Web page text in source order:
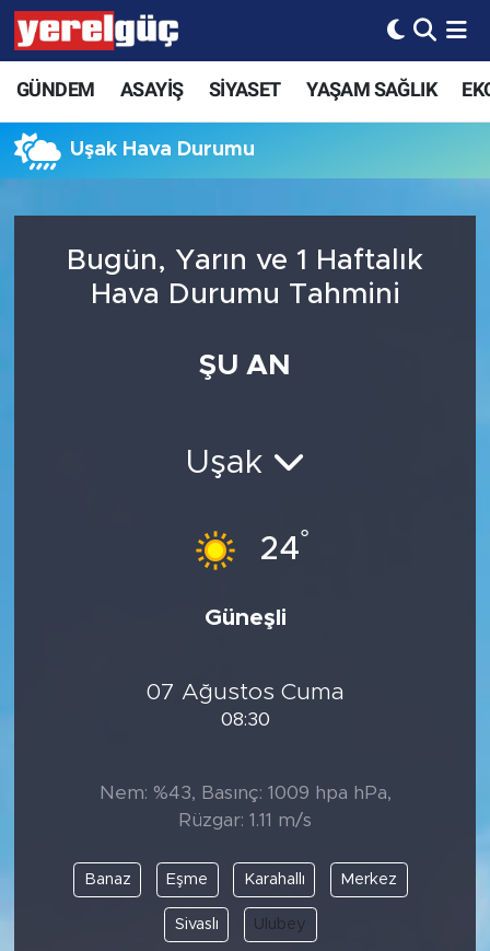
GÜNDEM ASAYİŞ SİYASET YAŞAM SAĞLIK
Uşak Hava Durumu
Bugün, Yarın ve 1 Haftalık
Hava Durumu Tahmini
ŞU AN
Uşak
24°
Güneşli
07 Ağustos Cuma
08:30
Nem: %43, Basınç: 1009 hpa hPa,
Rüzgar: 1.11 m/s
Banaz Eşme Karahallı Merkez
Sivaslı Ulubey